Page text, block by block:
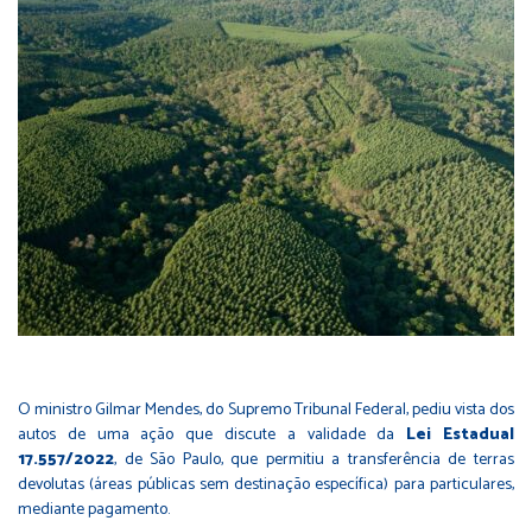
O ministro Gilmar Mendes, do Supremo Tribunal Federal, pediu vista dos
autos de uma ação que discute a validade da Lei Estadual
17.557/2022, de São Paulo, que permitiu a transferência de terras
devolutas (áreas públicas sem destinação específica) para particulares,
mediante pagamento.